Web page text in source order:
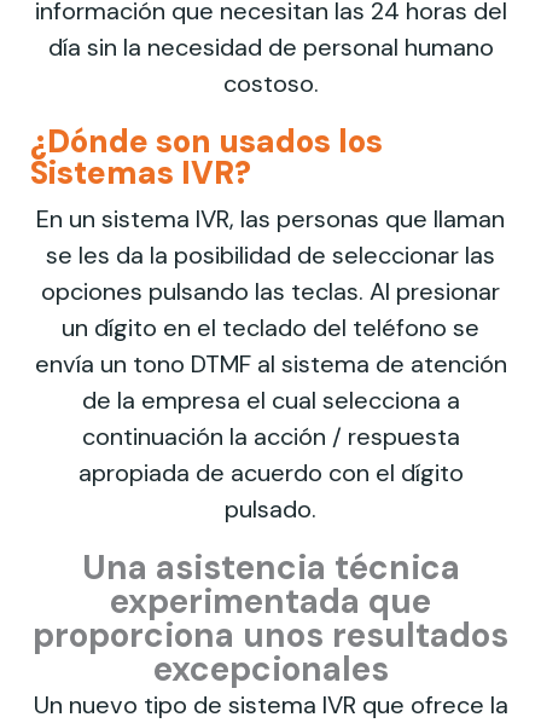
información que necesitan las 24 horas del
día sin la necesidad de personal humano
costoso.
¿Dónde son usados los
Sistemas IVR?
En un sistema IVR, las personas que llaman
se les da la posibilidad de seleccionar las
opciones pulsando las teclas. Al presionar
un dígito en el teclado del teléfono se
envía un tono DTMF al sistema de atención
de la empresa el cual selecciona a
continuación la acción / respuesta
apropiada de acuerdo con el dígito
pulsado.
Una asistencia técnica
experimentada que
proporciona unos resultados
excepcionales
Un nuevo tipo de sistema IVR que ofrece la